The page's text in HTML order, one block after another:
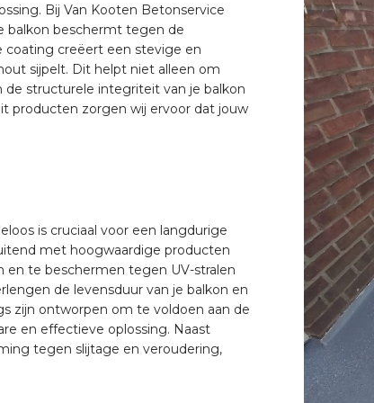
Bij Van Kooten Betonservice
balkon beschermt tegen de
coating creëert een stevige en
sijpelt. Dit helpt niet alleen om
structurele integriteit van je balkon
producten zorgen wij ervoor dat jouw
is cruciaal voor een langdurige
met hoogwaardige producten
en te beschermen tegen UV-stralen
de levensduur van je balkon en
zijn ontworpen om te voldoen aan de
en effectieve oplossing. Naast
tegen slijtage en veroudering,